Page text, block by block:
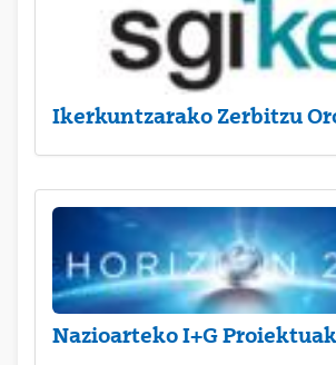
Ikerkuntzarako Zerbitzu
Nazioarteko I+G Proiektuak